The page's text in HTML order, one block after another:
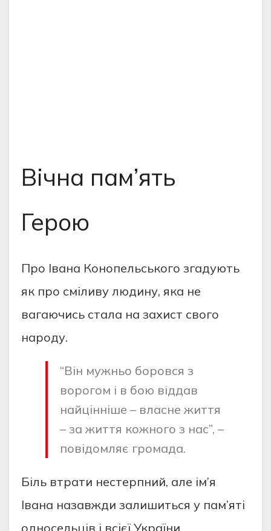
Вічна пам’ять
Герою
Про Івана Конопельського згадують
як про сміливу людину, яка не
вагаючись стала на захист свого
народу.
“Він мужньо боровся з
ворогом і в бою віддав
найцінніше – власне життя
– за життя кожного з нас”, –
повідомляє громада.
Біль втрати нестерпний, але ім’я
Івана назавжди залишиться у пам’яті
односельців і всієї України.